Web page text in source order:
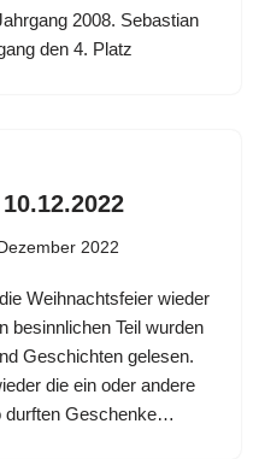
2008. Sebastian
den 4. Platz
2022
Weihnachtsfeier wieder
besinnlichen Teil wurden
Geschichten gelesen.
die ein oder andere
durften Geschenke…